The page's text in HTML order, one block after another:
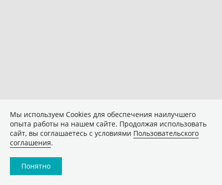
Мы используем Сookies для обеспечения наилучшего
опыта работы на нашем сайте. Продолжая использовать
сайт, вы соглашаетесь с условиями Пользовательского
соглашения.
Понятно